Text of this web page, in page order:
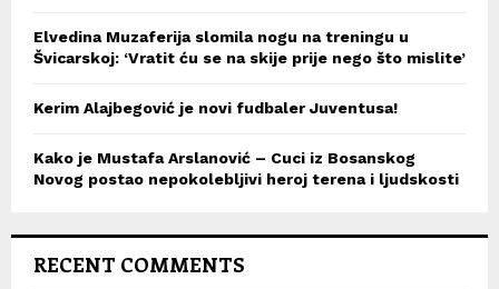
Elvedina Muzaferija slomila nogu na treningu u
Švicarskoj: ‘Vratit ću se na skije prije nego što mislite’
Kerim Alajbegović je novi fudbaler Juventusa!
Kako je Mustafa Arslanović – Cuci iz Bosanskog
Novog postao nepokolebljivi heroj terena i ljudskosti
RECENT COMMENTS